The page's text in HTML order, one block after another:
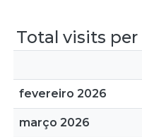
Total visits
fevereiro 2026
março 2026